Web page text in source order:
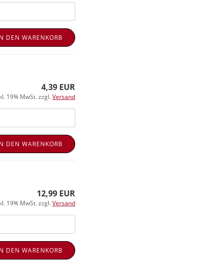
DEN WARENKORB
4,39 EUR
19% MwSt. zzgl.Versand
DEN WARENKORB
12,99 EUR
19% MwSt. zzgl.Versand
DEN WARENKORB